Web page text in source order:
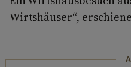
Wirtshäuser“,